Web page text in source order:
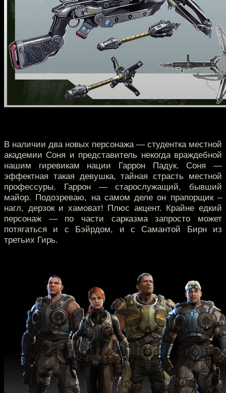
В наличии два новых персонажа — студентка местной
академии Соня и представитель некогда враждебной
нашим гиревикам нации Гаррон Падук. Соня —
эффектная такая девушка, тайная страсть местной
профессуры. Гаррон — старослужащий, бывший
майор. Подозреваю, на самом деле он прапорщик –
нагл, дерзок и хамоват! Плюс акцент. Крайне едкий
персонаж — по части сарказма запросто может
потягаться и с Бэйрдом, и с Самантой Бирн из
третьих Гирь.